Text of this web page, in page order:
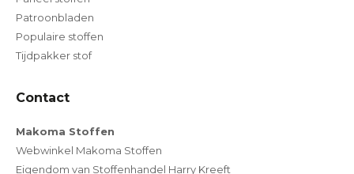
Patroonbladen
Populaire stoffen
Tijdpakker stof
Contact
Makoma Stoffen
Webwinkel Makoma Stoffen
Eigendom van Stoffenhandel Harry Kreeft